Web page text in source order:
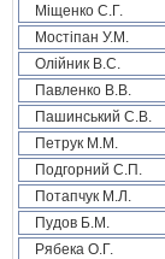
Міщенко С.Г.
Мостіпан У.М.
Олійник В.С.
Павленко В.В.
Пашинський С.В.
Петрук М.М.
Подгорний С.П.
Потапчук М.Л.
Пудов Б.М.
Рябека О.Г.